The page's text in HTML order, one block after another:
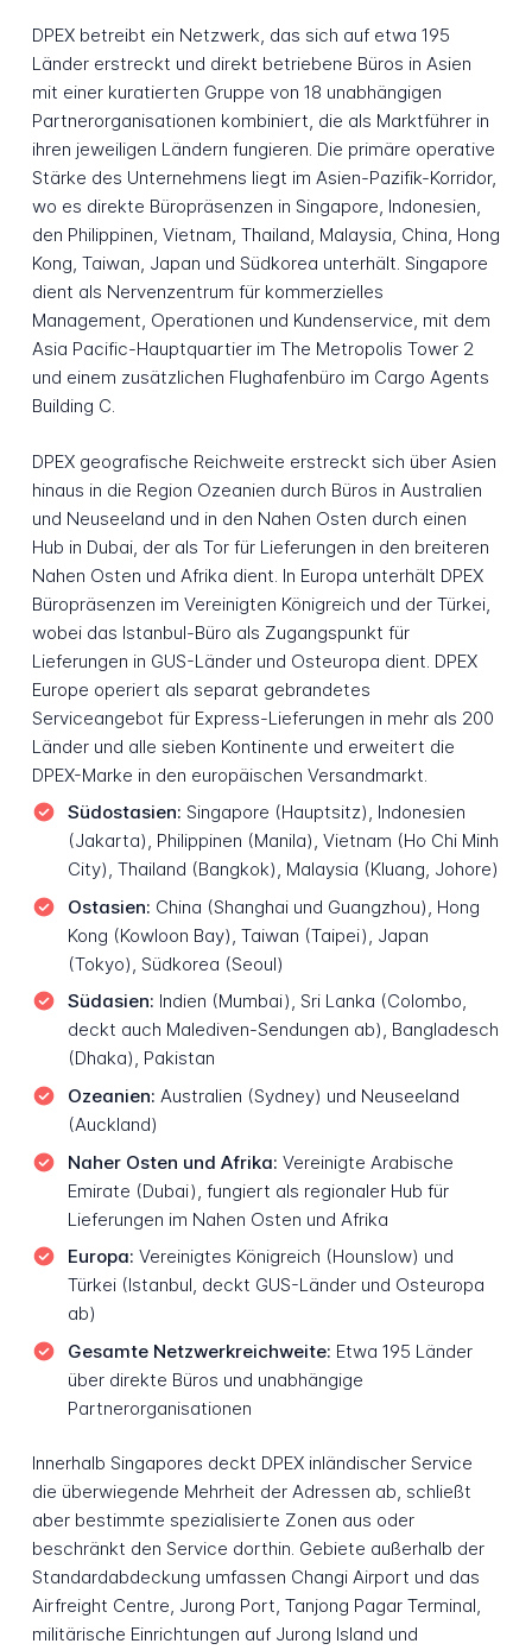
DPEX betreibt ein Netzwerk, das sich auf etwa 195
Länder erstreckt und direkt betriebene Büros in Asien
mit einer kuratierten Gruppe von 18 unabhängigen
Partnerorganisationen kombiniert, die als Marktführer in
ihren jeweiligen Ländern fungieren. Die primäre operative
Stärke des Unternehmens liegt im Asien-Pazifik-Korridor,
wo es direkte Büropräsenzen in Singapore, Indonesien,
den Philippinen, Vietnam, Thailand, Malaysia, China, Hong
Kong, Taiwan, Japan und Südkorea unterhält. Singapore
dient als Nervenzentrum für kommerzielles
Management, Operationen und Kundenservice, mit dem
Asia Pacific-Hauptquartier im The Metropolis Tower 2
und einem zusätzlichen Flughafenbüro im Cargo Agents
Building C.
DPEX geografische Reichweite erstreckt sich über Asien
hinaus in die Region Ozeanien durch Büros in Australien
und Neuseeland und in den Nahen Osten durch einen
Hub in Dubai, der als Tor für Lieferungen in den breiteren
Nahen Osten und Afrika dient. In Europa unterhält DPEX
Büropräsenzen im Vereinigten Königreich und der Türkei,
wobei das Istanbul-Büro als Zugangspunkt für
Lieferungen in GUS-Länder und Osteuropa dient. DPEX
Europe operiert als separat gebrandetes
Serviceangebot für Express-Lieferungen in mehr als 200
Länder und alle sieben Kontinente und erweitert die
DPEX-Marke in den europäischen Versandmarkt.
Südostasien: Singapore (Hauptsitz), Indonesien
(Jakarta), Philippinen (Manila), Vietnam (Ho Chi Minh
City), Thailand (Bangkok), Malaysia (Kluang, Johore)
Ostasien: China (Shanghai und Guangzhou), Hong
Kong (Kowloon Bay), Taiwan (Taipei), Japan
(Tokyo), Südkorea (Seoul)
Südasien: Indien (Mumbai), Sri Lanka (Colombo,
deckt auch Malediven-Sendungen ab), Bangladesch
(Dhaka), Pakistan
Ozeanien: Australien (Sydney) und Neuseeland
(Auckland)
Naher Osten und Afrika: Vereinigte Arabische
Emirate (Dubai), fungiert als regionaler Hub für
Lieferungen im Nahen Osten und Afrika
Europa: Vereinigtes Königreich (Hounslow) und
Türkei (Istanbul, deckt GUS-Länder und Osteuropa
ab)
Gesamte Netzwerkreichweite: Etwa 195 Länder
über direkte Büros und unabhängige
Partnerorganisationen
Innerhalb Singapores deckt DPEX inländischer Service
die überwiegende Mehrheit der Adressen ab, schließt
aber bestimmte spezialisierte Zonen aus oder
beschränkt den Service dorthin. Gebiete außerhalb der
Standardabdeckung umfassen Changi Airport und das
Airfreight Centre, Jurong Port, Tanjong Pagar Terminal,
militärische Einrichtungen auf Jurong Island und